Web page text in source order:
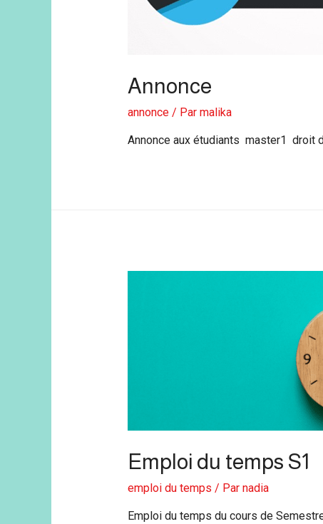
Annonce
annonce/ Par malika
Annonce aux étudiants master1 droit
Emploi du temps S1
emploi du temps / Par nadia
Emploi du temps du cours de